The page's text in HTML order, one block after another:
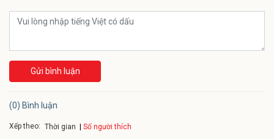
Gửi bình luận
(0) Bình luận
Xếp theo: Thời gian Số người thích